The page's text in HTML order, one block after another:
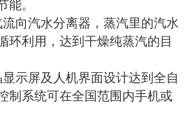
能。
向汽水分离器，蒸汽里的汽水
环利用，达到干燥纯蒸汽的目
示屏及人机界面设计达到全自
制系统可在全国范围内手机或